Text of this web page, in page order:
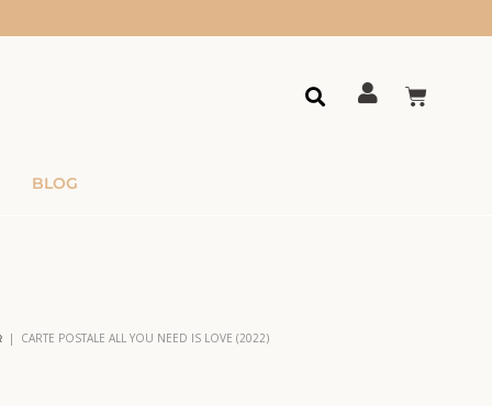
BLOG
| CARTE POSTALE ALL YOU NEED IS LOVE (2022)